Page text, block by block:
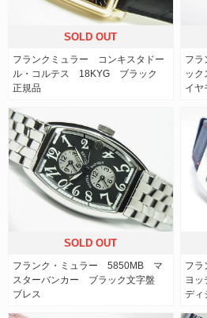
SOLD OUT
フランクミュラー コンキスタドー
ル・コルテス 18KYG ブラック
正規品
フ
ッ
イ
SOLD OUT
フランク・ミュラー 5850MB マ
スターバンカー ブラック文字盤
ブレス
フ
ヨ
デ